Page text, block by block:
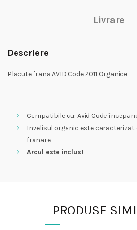
Livrare
Descriere
Placute frana AVID Code 2011 Organice
Compatibile cu: Avid Code
Invelisul organic este caracterizat
franare
Arcul este inclus!
PRODUSE